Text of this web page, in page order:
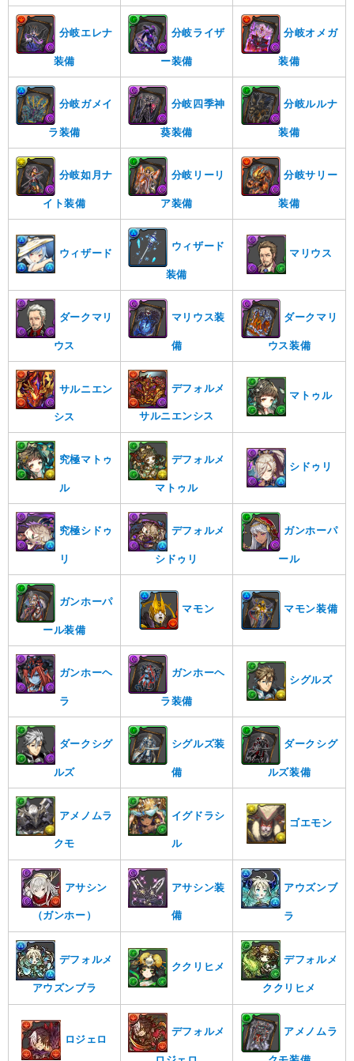
分岐エレナ
装備
分岐ライザ
ー装備
分岐オメガ
装備
分岐ガメイ
ラ装備
分岐四季神
葵装備
分岐ルルナ
装備
分岐如月ナ
イト装備
分岐リーリ
ア装備
分岐サリー
装備
ウィザード
ウィザード
装備
マリウス
ダークマリ
ウス
マリウス装
備
ダークマリ
ウス装備
サルニエン
シス
デフォルメ
サルニエンシス
マトゥル
究極マトゥ
ル
デフォルメ
マトゥル
シドゥリ
究極シドゥ
リ
デフォルメ
シドゥリ
ガンホーパ
ール
ガンホーパ
ール装備
マモン マモン装備
ガンホーヘ
ラ
ガンホーヘ
ラ装備
シグルズ
ダークシグ
ルズ
シグルズ装
備
ダークシグ
ルズ装備
アメノムラ
クモ
イグドラシ
ル
ゴエモン
アサシン
（ガンホー）
アサシン装
備
アウズンブ
ラ
デフォルメ
アウズンブラ
ククリヒメ
デフォルメ
ククリヒメ
ロジェロ
デフォルメ アメノムラ